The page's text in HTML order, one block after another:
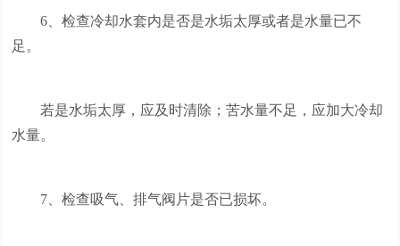
6、检查冷却水套内是否是水垢太厚或者是水量已不
足。
若是水垢太厚，应及时清除；苦水量不足，应加大冷却
水量。
7、检查吸气、排气阀片是否已损坏。